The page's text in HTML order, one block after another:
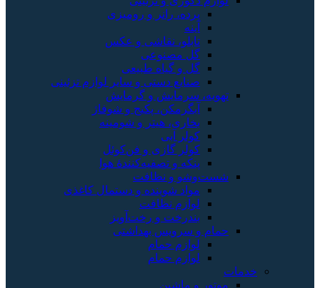
پرده، رانر و رومیزی
آینه
تابلو، نقاشی و عکس
گل مصنوعی
گل و گیاه طبیعی
صنایع دستی و سایر لوازم تزئینی
تهویه، سرمایش و گرمایش
آبگرمکن، پکیج و شوفاژ
بخاری، هیتر و شومینه
کولر آبی
کولر گازی و فن‌کوئل
پنکه و تصفیه‌کنندهٔ هوا
شست‌وشو و نظافت
مواد شوینده و دستمال کاغذی
لوازم نظافت
بندرخت و رخت‌آویز
حمام و سرویس بهداشتی
لوازم حمام
لوازم حمام
خدمات
موتور و ماشین